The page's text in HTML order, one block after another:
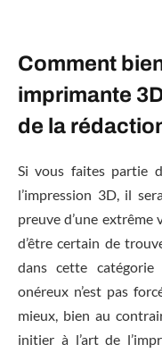
Comment
imprimante
de la
Si vous faites partie
l’impression 3D, il
preuve d’une extrême
d’être certain de
dans cette
onéreux n’est pas
mieux, bien au
initier à l’art de